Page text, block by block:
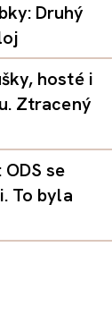
Druhý
hosté i
Ztracený
se
To byla